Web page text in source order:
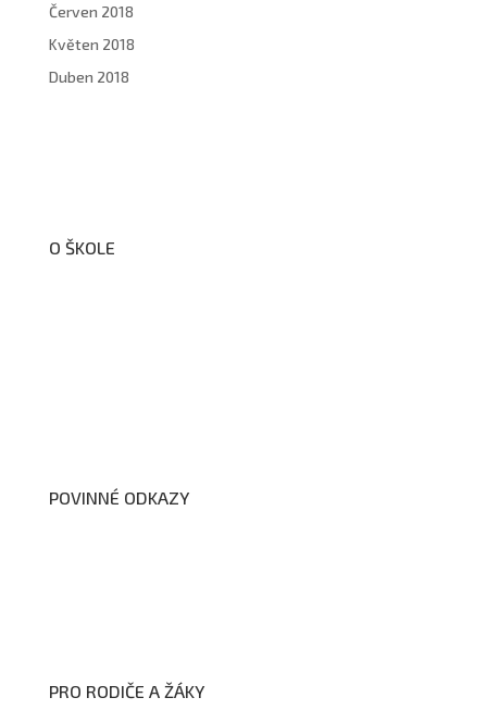
Červen 2018
Květen 2018
Duben 2018
O ŠKOLE
POVINNÉ ODKAZY
PRO RODIČE A ŽÁKY